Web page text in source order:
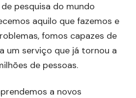
pesquisa do mundo
aquilo que fazemos e
fomos capazes de
um serviço que já tornou a
de pessoas.
a novos